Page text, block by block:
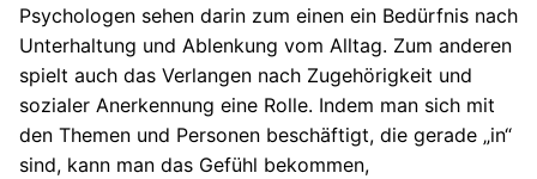
Psychologen sehen darin zum einen ein Bedürfnis nach
Unterhaltung und Ablenkung vom Alltag. Zum anderen
spielt auch das Verlangen nach Zugehörigkeit und
sozialer Anerkennung eine Rolle. Indem man sich mit
den Themen und Personen beschäftigt, die gerade „in“
sind, kann man das Gefühl bekommen,